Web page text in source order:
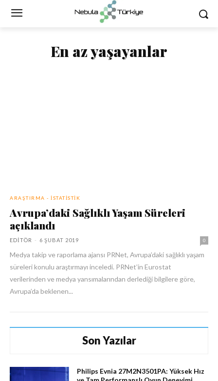
En az yaşayanlar
ARAŞTIRMA - İSTATISTIK
Avrupa’daki Sağlıklı Yaşam Süreleri
açıklandı
EDITÖR - 6 ŞUBAT 2019 0
Medya takip ve raporlama ajansı PRNet, Avrupa’daki sağlıklı yaşam
süreleri konulu araştırmayı inceledi. PRNet’in Eurostat
verilerinden ve medya yansımalarından derlediği bilgilere göre,
Avrupa’da beklenen...
Son Yazılar
Philips Evnia 27M2N3501PA: Yüksek Hız